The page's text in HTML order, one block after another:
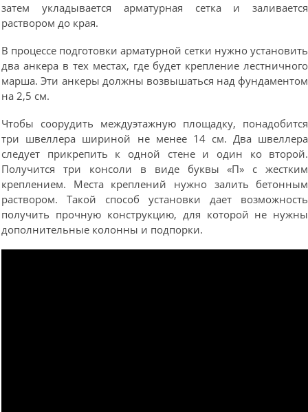
затем укладывается арматурная сетка и заливается
раствором до края.
В процессе подготовки арматурной сетки нужно установить
два анкера в тех местах, где будет крепление лестничного
марша. Эти анкеры должны возвышаться над фундаментом
на 2,5 см.
Чтобы соорудить междуэтажную площадку, понадобится
три швеллера шириной не менее 14 см. Два швеллера
следует прикрепить к одной стене и один ко второй.
Получится три консоли в виде буквы «П» с жестким
креплением. Места креплений нужно залить бетонным
раствором. Такой способ установки дает возможность
получить прочную конструкцию, для которой не нужны
дополнительные колонны и подпорки.